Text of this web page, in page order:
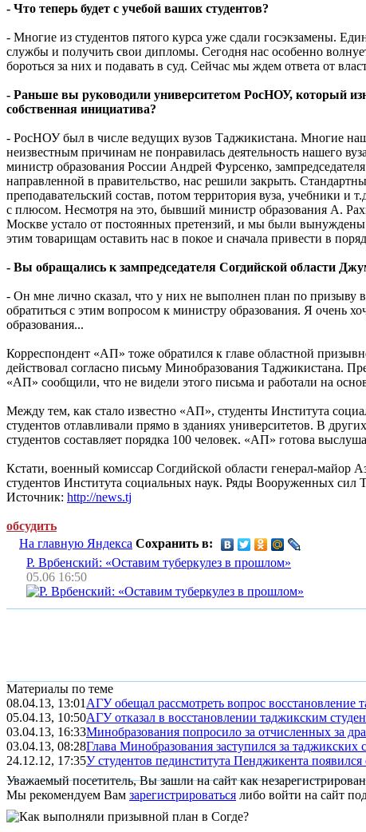
- Что теперь будет с учебой ваших студентов?
- Многие из студентов пятого курса уже сдали госэкзамены.
службы и получить свои дипломы. Сегодня нас особенно
бороться за них и подавать в суд. Сейчас мы ждем ответа от
- Раньше вы руководили университетом РосНОУ, который
собственная инициатива?
- РосНОУ был в числе ведущих вузов Таджикистана. Многие
неизвестным причинам не понравилась деятельность нашего
министр образования России Андрей Фурсенко,
направленной в правительство, нас решили закрыть.
преподавательский состав, потом территория вуза, учебники
с плюсом. Несмотря на это, бывший министр образования А.
Москве устало от постоянных претензий, и мы были вынуждены
этим товарищам оставить нас в покое и сначала привести в
- Вы обращались к зампредседателя Согдийской области
- Он мне лично сказал, что у них не выполнен план по призыву
обратиться с этим вопросом к министру образования. Я очень
образования...
Корреспондент «АП» тоже обратился к главе областной
действовал согласно письму Минобразования Таджикистана.
«АП» сообщили, что не видели этого письма и работали на
Между тем, как стало известно «АП», студенты Института
студентов отлавливали прямо в зданиях университетов. В
студентов составляет порядка 100 человек. «АП» готова
Кстати, военный комиссар Согдийской области генерал-майор
студентов Института социальных наук. Ряды Вооруженных сил
Источник: http://news.tj
обсудить
На главную Яндекса Сохранить в:
Р. Врбенский: «Оставим туберкулез в прошлом»
05.06 16:50
Материалы по теме
08.04.13, 13:01 АГУ обещал рассмотреть вопрос восстановление
05.04.13, 10:50АГУ отказал в восстановлении таджикским
03.04.13, 16:33Минобразования попросило за отчисленных за
03.04.13, 08:28Глава Минобразования заступился за
24.12.12, 17:35У студентов пединститута Пенджикента появился
Уважаемый посетитель, Вы зашли на сайт как
Мы рекомендуем Вам зарегистрироваться либо войти на сайт